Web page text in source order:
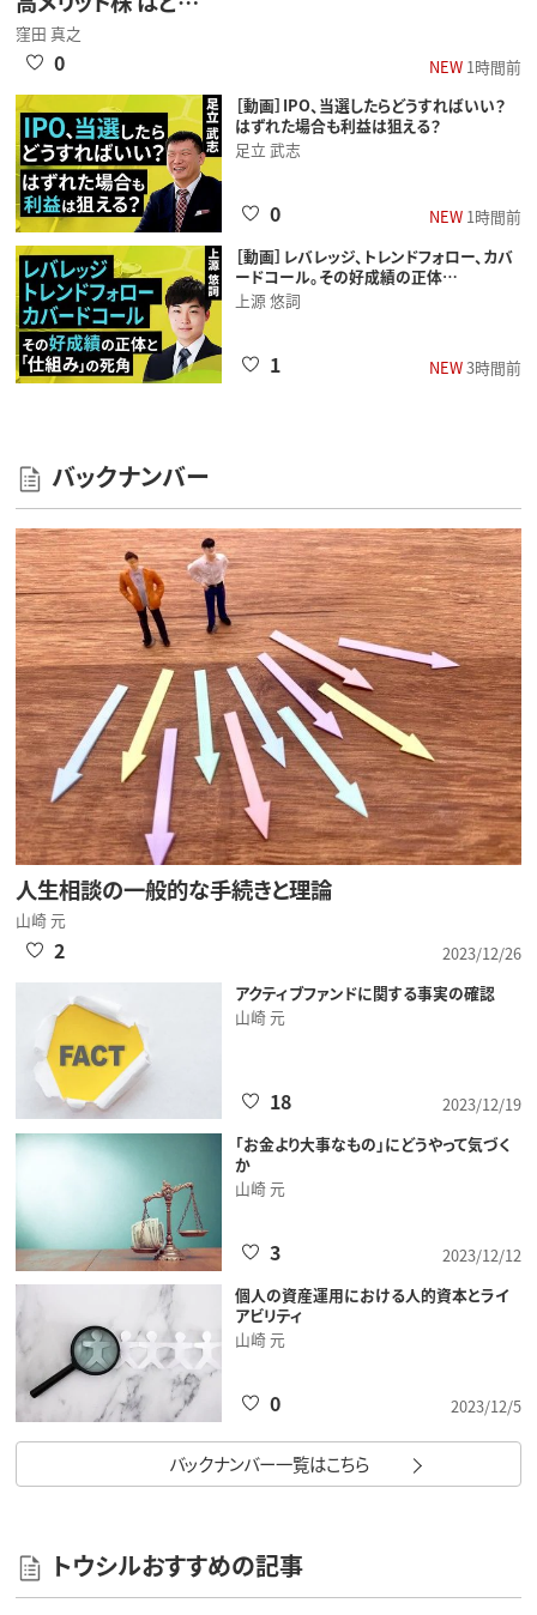
窪田 真之
NEW1時間前
0
［動画］IPO、当選したらどうすればいい？
はずれた場合も利益は狙える？
足立 武志
NEW1時間前
0
［動画］レバレッジ、トレンドフォロー、カバ
ードコール。その好成績の正体…
上源 悠詞
NEW3時間前
1
バックナンバー
人生相談の一般的な手続きと理論
山崎 元
2023/12/26
2
アクティブファンドに関する事実の確認
山崎 元
2023/12/19
18
「お金より大事なもの」にどうやって気づく
か
山崎 元
2023/12/12
3
個人の資産運用における人的資本とライ
アビリティ
山崎 元
2023/12/5
0
バックナンバー一覧はこちら
トウシルおすすめの記事